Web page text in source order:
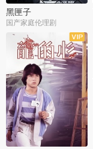
黑匣子
国产家庭伦理剧